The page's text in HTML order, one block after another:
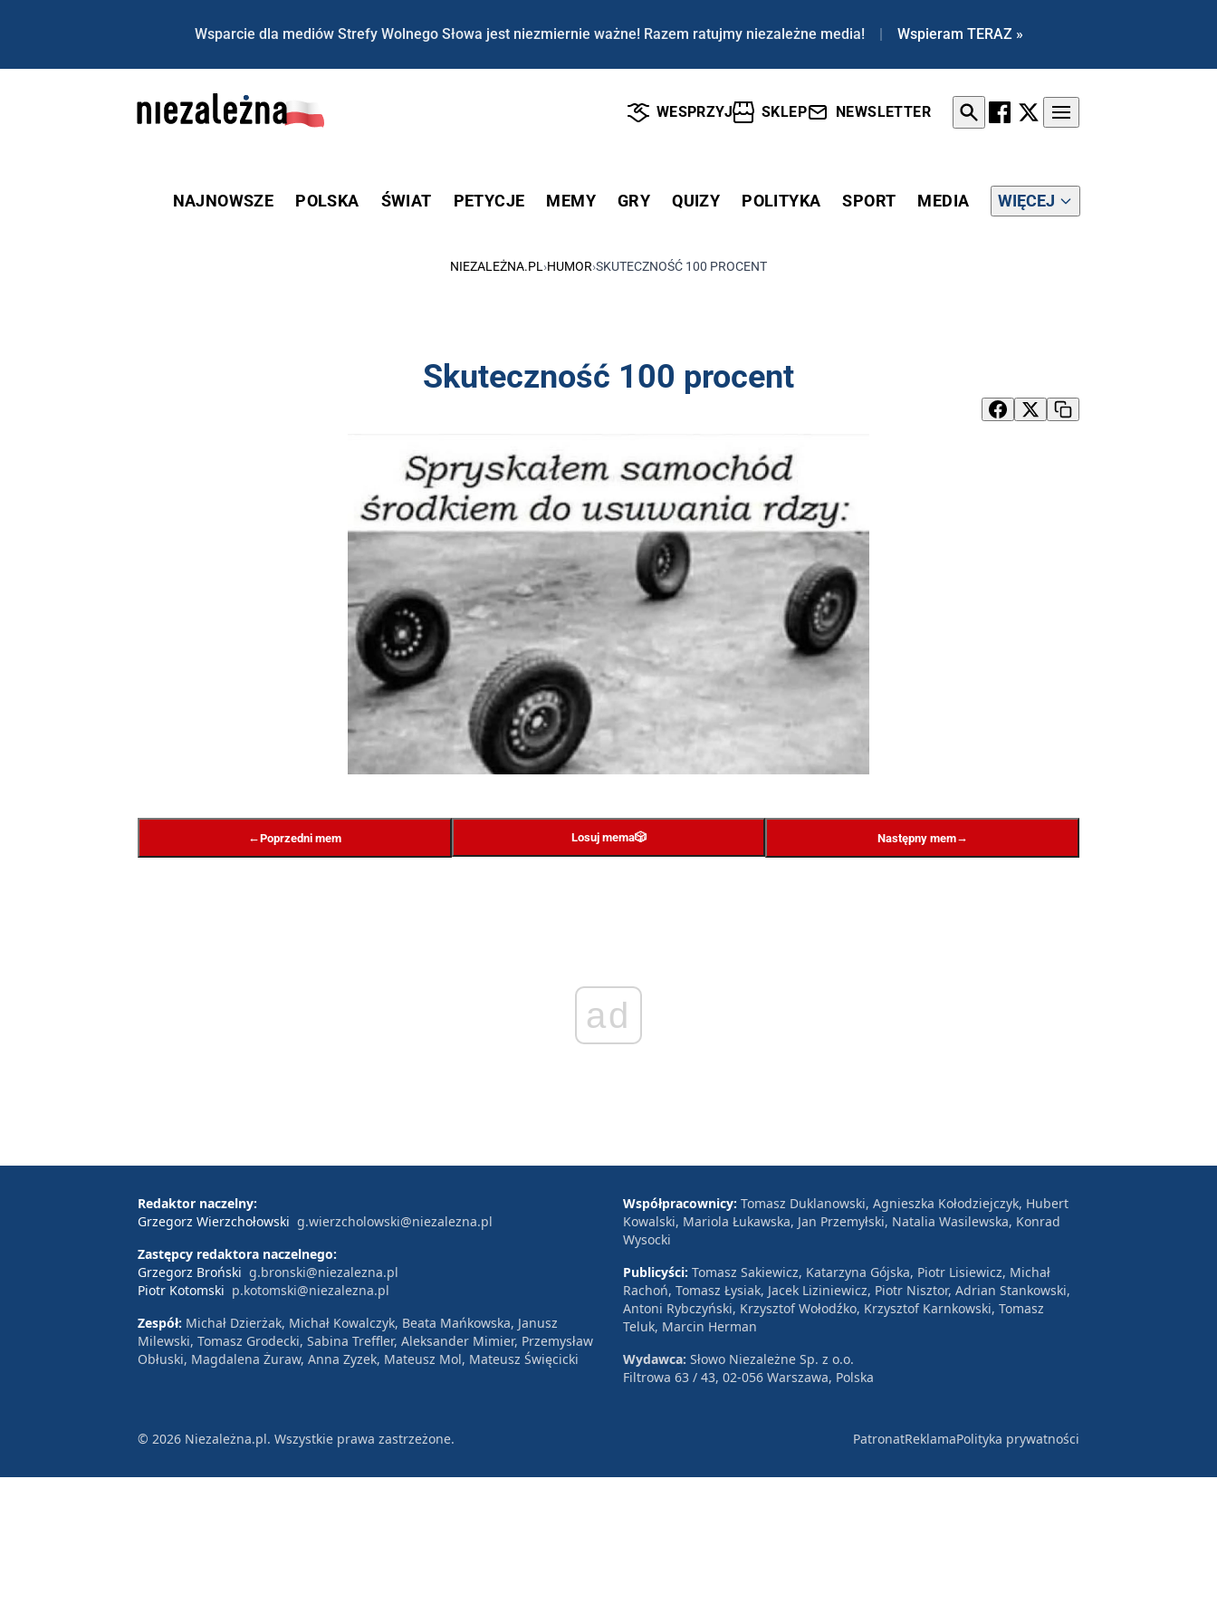
Wsparcie dla mediów Strefy Wolnego Słowa jest niezmiernie ważne! Razem ratujmy niezależne media! | Wspieram TERAZ »
WESPRZYJ SKLEP NEWSLETTER
NAJNOWSZE POLSKA ŚWIAT PETYCJE MEMY GRY QUIZY POLITYKA SPORT MEDIA WIĘCEJ
NIEZALEŻNA.PL ›HUMOR›SKUTECZNOŚĆ 100 PROCENT
Skuteczność 100 procent
←Poprzedni mem Losuj mema🎲 Następny mem→
ad
Redaktor naczelny:
Grzegorz Wierzchołowski g.wierzcholowski@niezalezna.pl
Zastępcy redaktora naczelnego:
Grzegorz Broński g.bronski@niezalezna.pl
Piotr Kotomski p.kotomski@niezalezna.pl
Zespół: Michał Dzierżak, Michał Kowalczyk, Beata Mańkowska, Janusz
Milewski, Tomasz Grodecki, Sabina Treffler, Aleksander Mimier, Przemysław
Obłuski, Magdalena Żuraw, Anna Zyzek, Mateusz Mol, Mateusz Święcicki
Współpracownicy: Tomasz Duklanowski, Agnieszka Kołodziejczyk, Hubert
Kowalski, Mariola Łukawska, Jan Przemyłski, Natalia Wasilewska, Konrad
Wysocki
Publicyści: Tomasz Sakiewicz, Katarzyna Gójska, Piotr Lisiewicz, Michał
Rachoń, Tomasz Łysiak, Jacek Liziniewicz, Piotr Nisztor, Adrian Stankowski,
Antoni Rybczyński, Krzysztof Wołodźko, Krzysztof Karnkowski, Tomasz
Teluk, Marcin Herman
Wydawca: Słowo Niezależne Sp. z o.o.
Filtrowa 63 / 43, 02-056 Warszawa, Polska
© 2026 Niezależna.pl. Wszystkie prawa zastrzeżone. PatronatReklamaPolityka prywatności